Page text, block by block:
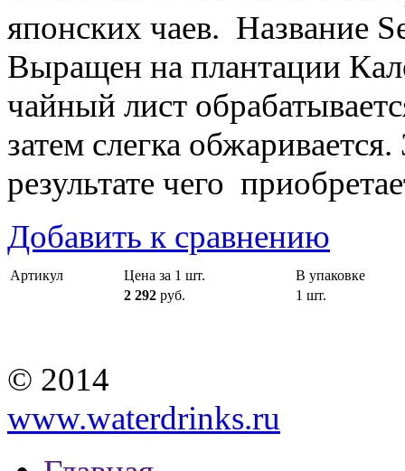
японских чаев. Название
Выращен на плантации
чайный лист
затем слегка
результате чего
Добавить к сравнению
Артикул Цена за 1 шт.
В упаковке
2 292 руб. 1 шт.
© 2014
www.waterdrinks.ru